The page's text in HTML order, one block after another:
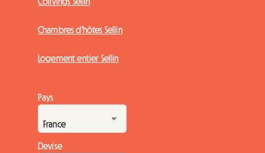
Chambres d'hôtes Sellin
Logement entier Sellin
Pays
Devise